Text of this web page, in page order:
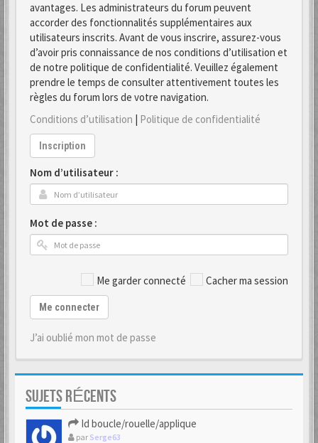
avantages. Les administrateurs du forum peuvent
accorder des fonctionnalités supplémentaires aux
utilisateurs inscrits. Avant de vous inscrire, assurez-vous
d’avoir pris connaissance de nos conditions d’utilisation et
de notre politique de confidentialité. Veuillez également
prendre le temps de consulter attentivement toutes les
règles du forum lors de votre navigation.
Conditions d’utilisation | Politique de confidentialité
Inscription
Nom d’utilisateur :
Mot de passe :
Me garder connecté Cacher ma session
Me connecter
J’ai oublié mon mot de passe
SUJETS RÉCENTS
Id boucle/rouelle/applique
par Serge63